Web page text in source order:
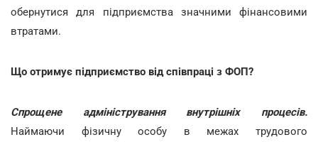
обернутися для підприємства значними фінансовими
втратами.
Що отримує підприємство від співпраці з ФОП?
Спрощене адміністрування внутрішніх процесів.
Наймаючи фізичну особу в межах трудового